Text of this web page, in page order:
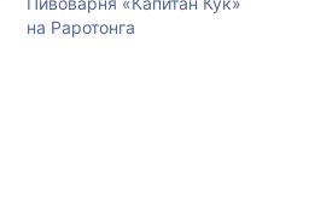
на Раротонга